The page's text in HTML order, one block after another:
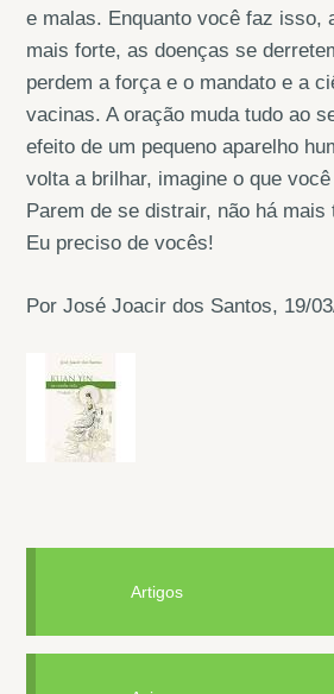
e malas. Enquanto você faz isso,
mais forte, as doenças se
perdem a força e o mandato e a
vacinas. A oração muda tudo ao
efeito de um pequeno aparelho
volta a brilhar, imagine o que
Parem de se distrair, não há mais
Eu preciso de vocês!
Por José Joacir dos Santos, 19/
Artigos